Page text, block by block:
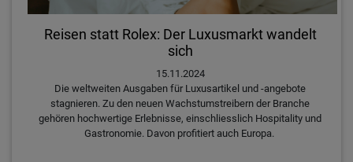
Reisen statt Rolex: Der Luxusmarkt wandelt
sich
15.11.2024
Die weltweiten Ausgaben für Luxusartikel und -angebote
stagnieren. Zu den neuen Wachstumstreibern der Branche
gehören hochwertige Erlebnisse, einschliesslich Hospitality und
Gastronomie. Davon profitiert auch Europa.